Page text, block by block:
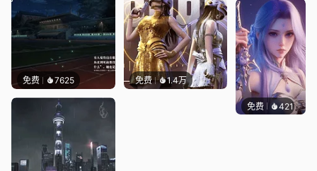
免费 7625 免费 1.4万
免费 421好看